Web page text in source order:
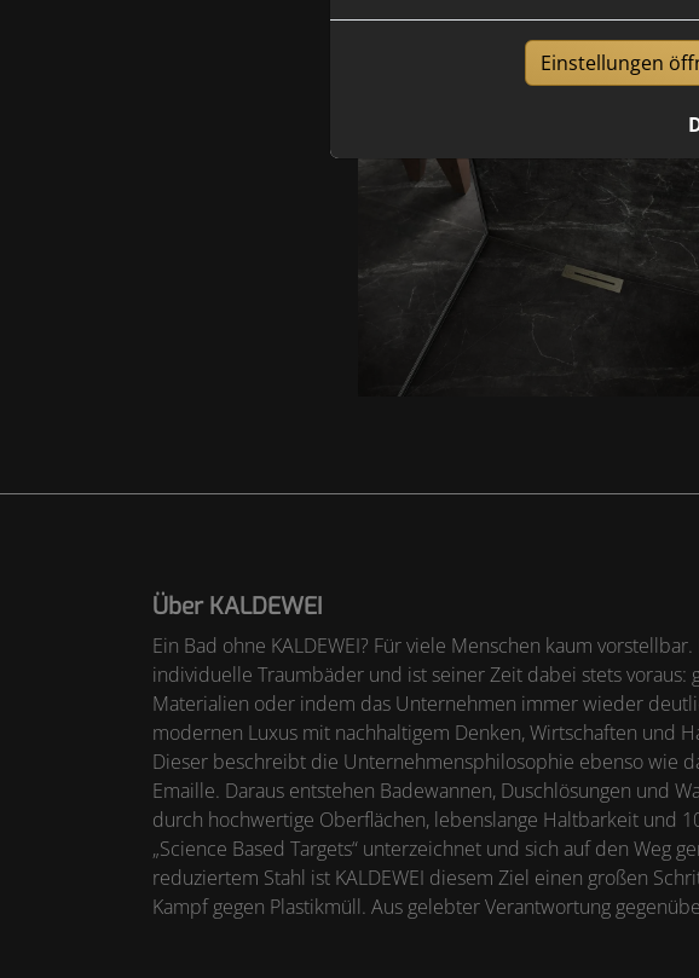
Über KALDEWEI
Ein Bad ohne KALDEWEI? Für viele Menschen kaum
individuelle Traumbäder und ist seiner Zeit dabei stets voraus:
Materialien oder indem das Unternehmen immer wieder
modernen Luxus mit nachhaltigem Denken, Wirtschaften und
Dieser beschreibt die Unternehmensphilosophie ebenso wie
Emaille. Daraus entstehen Badewannen, Duschlösungen und
durch hochwertige Oberflächen, lebenslange Haltbarkeit und
„Science Based Targets“ unterzeichnet und sich auf den
reduziertem Stahl ist KALDEWEI diesem Ziel einen großen
Kampf gegen Plastikmüll. Aus gelebter Verantwortung
Einstellungen